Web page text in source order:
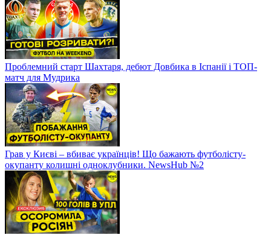
Проблемний старт Шахтаря, дебют Довбика в Іспанії і ТОП-
матч для Мудрика
Грав у Києві – вбиває українців! Що бажають футболісту-
окупанту колишні одноклубники. NewsHub №2